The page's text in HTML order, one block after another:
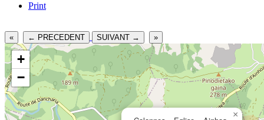
Print
« ← PRECEDENT SUIVANT → »
×
+
−